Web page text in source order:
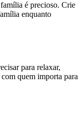
é precioso. Crie
enquanto
para relaxar,
quem importa para